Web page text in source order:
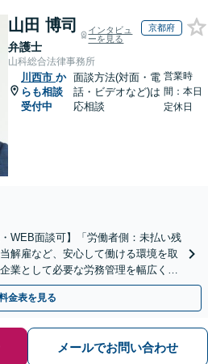
山田 博司
弁護士
インタビュ
ーを見る
京都府
山科総合法律事務所
川西市 か
らも相談
受付中
面談方法(対面・電
話・ビデオなど)は
応相談
営業時
間：本日
定休日
WEB面談可】「労働者側：未払い残
解雇など、安心して働ける環境を取
業として必要な労務管理を幅広くサ
約どちらも対応可】
金表を見る
メールでお問い合わせ